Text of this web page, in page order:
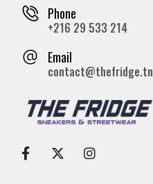
Phone
+216 29 533 214
Email
contact@thefridge.tn